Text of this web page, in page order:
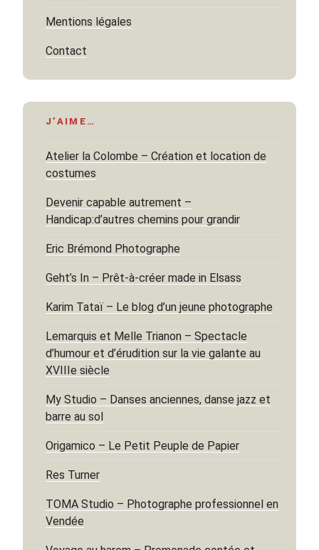
Mentions légales
Contact
J’AIME…
Atelier la Colombe – Création et location de
costumes
Devenir capable autrement –
Handicap:d’autres chemins pour grandir
Eric Brémond Photographe
Geht’s In – Prêt-à-créer made in Elsass
Karim Tataï – Le blog d’un jeune photographe
Lemarquis et Melle Trianon – Spectacle
d’humour et d’érudition sur la vie galante au
XVIIIe siècle
My Studio – Danses anciennes, danse jazz et
barre au sol
Origamico – Le Petit Peuple de Papier
Res Turner
TOMA Studio – Photographe professionnel en
Vendée